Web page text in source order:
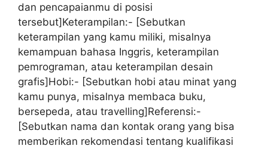
dan pencapaianmu di posisi
tersebut]Keterampilan:- [Sebutkan
keterampilan yang kamu miliki, misalnya
kemampuan bahasa Inggris, keterampilan
pemrograman, atau keterampilan desain
grafis]Hobi:- [Sebutkan hobi atau minat yang
kamu punya, misalnya membaca buku,
bersepeda, atau travelling]Referensi:-
[Sebutkan nama dan kontak orang yang bisa
memberikan rekomendasi tentang kualifikasi